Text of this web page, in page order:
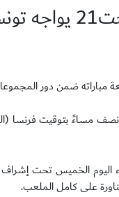
فرنسا
مساءً بتوقيت فرنسا
اليوم الخميس تحت إشراف
على كامل الملعب.